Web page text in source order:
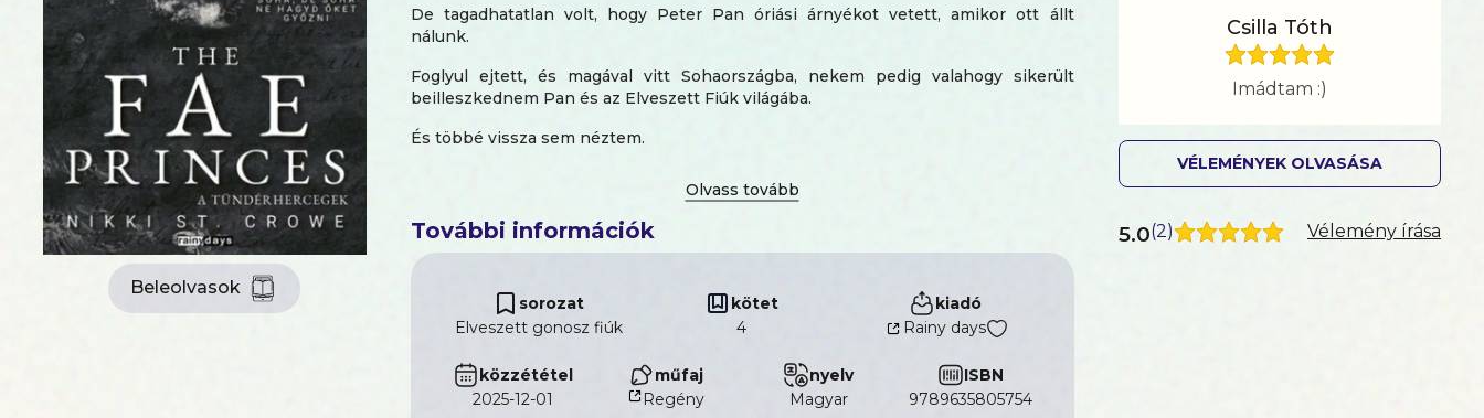
Beleolvasok
De tagadhatatlan volt, hogy Peter Pan óriási árnyékot vetett, amikor ott állt
nálunk.
Foglyul ejtett, és magával vitt Sohaországba, nekem pedig valahogy sikerült
beilleszkednem Pan és az Elveszett Fiúk világába.
És többé vissza sem néztem.
elkerülni. Pedig már azt hittük, legyőztük az ellenséget.
Reménykedtünk, hogy innentől már minden csupa boldog befejezés lesz..
Egy tündér, akinek nincs vesztenivalója, de mindent elnyerhet.
Sohaországot akarja, és mindent elkövet, hogy megszerezze, azt is, hogy
tönkretesz mindenkit, aki az útjába áll, legyen az akár a saját vére.
További információk
sorozat
Elveszett gonosz fiúk
kötet
4
kiadó
Rainy days
közzététel
2025-12-01
műfaj
Regény
nyelv
magyar
ISBN
9789635805754
Csilla Tóth
Imádtam :)
VÉLEMÉNYEK OLVASÁSA
5.0(2) Vélemény írása